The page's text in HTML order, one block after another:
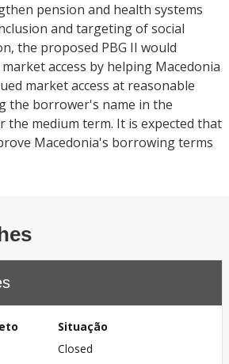
pension and health systems
and targeting of social
the proposed PBG II would
access by helping Macedonia
market access at reasonable
the borrower's name in the
the medium term. It is expected that
Macedonia's borrowing terms
Situação
Closed